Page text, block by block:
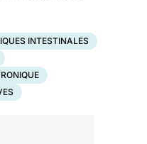
INTESTINALES